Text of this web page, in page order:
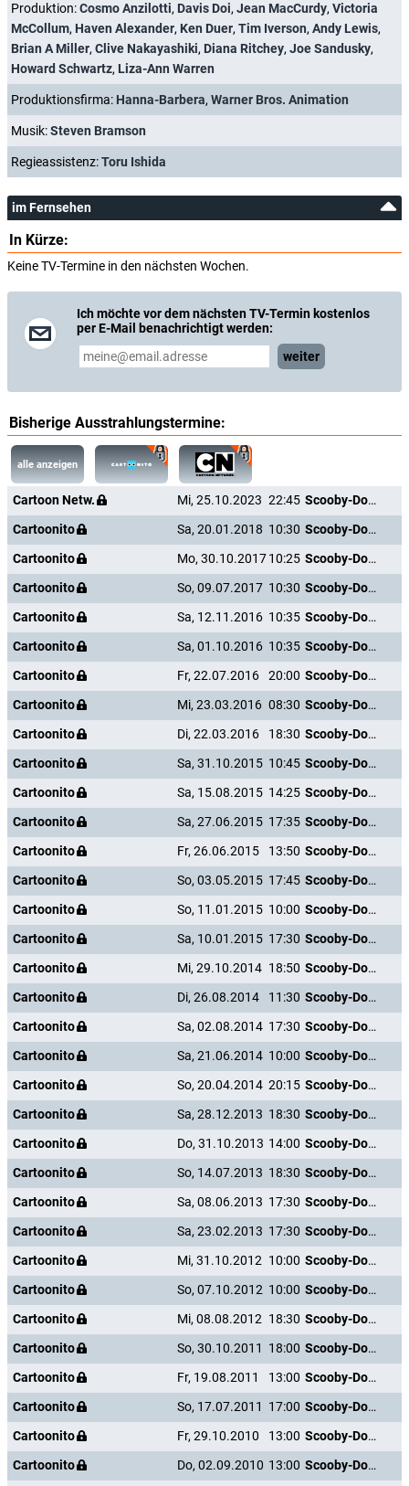
Produktion:Cosmo Anzilotti, Davis Doi, Jean MacCurdy, Victoria
McCollum, Haven Alexander, Ken Duer, Tim Iverson, Andy Lewis,
Brian A Miller, Clive Nakayashiki, Diana Ritchey, Joe Sandusky,
Howard Schwartz, Liza-Ann Warren
Produktionsfirma: Hanna-Barbera, Warner Bros. Animation
Musik:Steven Bramson
Regieassistenz:Toru Ishida
im Fernsehen
In Kürze:
Keine TV-Termine in den nächsten Wochen.
Ich möchte vor dem nächsten TV-Termin kostenlos
per E-Mail benachrichtigt werden:
weiter
Bisherige Ausstrahlungstermine:
alle anzeigen
Cartoon Netw. Mi, 25.10.2023 22:45
Scooby-Doo und die Gespensterinsel
Cartoonito
Sa, 20.01.2018 10:30
Scooby-Doo und die Gespensterinsel
Cartoonito
Mo, 30.10.201710:25
Scooby-Doo und die Gespensterinsel
Cartoonito
So, 09.07.2017 10:30
Scooby-Doo und die Gespensterinsel
Cartoonito
Sa, 12.11.2016 10:35
Scooby-Doo und die Gespensterinsel
Cartoonito
Sa, 01.10.2016 10:35
Scooby-Doo und die Gespensterinsel
Cartoonito
Fr, 22.07.2016 20:00
Scooby-Doo und die Gespensterinsel
Cartoonito
Mi, 23.03.2016 08:30
Scooby-Doo und die Gespensterinsel
Cartoonito
Di, 22.03.2016 18:30
Scooby-Doo und die Gespensterinsel
Cartoonito
Sa, 31.10.2015 10:45
Scooby-Doo und die Gespensterinsel
Cartoonito
Sa, 15.08.2015 14:25
Scooby-Doo und die Gespensterinsel
Cartoonito
Sa, 27.06.2015 17:35
Scooby-Doo und die Gespensterinsel
Cartoonito
Fr, 26.06.2015 13:50
Scooby-Doo und die Gespensterinsel
Cartoonito
So, 03.05.2015 17:45
Scooby-Doo und die Gespensterinsel
Cartoonito
So, 11.01.2015 10:00
Scooby-Doo und die Gespensterinsel
Cartoonito
Sa, 10.01.2015 17:30
Scooby-Doo und die Gespensterinsel
Cartoonito
Mi, 29.10.2014 18:50
Scooby-Doo und die Gespensterinsel
Cartoonito
Di, 26.08.2014 11:30
Scooby-Doo und die Gespensterinsel
Cartoonito
Sa, 02.08.2014 17:30
Scooby-Doo und die Gespensterinsel
Cartoonito
Sa, 21.06.2014 10:00
Scooby-Doo und die Gespensterinsel
Cartoonito
So, 20.04.2014 20:15
Scooby-Doo und die Gespensterinsel
Cartoonito
Sa, 28.12.2013 18:30
Scooby-Doo und die Gespensterinsel
Cartoonito
Do, 31.10.2013 14:00
Scooby-Doo und die Gespensterinsel
Cartoonito
So, 14.07.2013 18:30
Scooby-Doo und die Gespensterinsel
Cartoonito
Sa, 08.06.2013 17:30
Scooby-Doo und die Gespensterinsel
Cartoonito
Sa, 23.02.2013 17:30
Scooby-Doo und die Gespensterinsel
Cartoonito
Mi, 31.10.2012 10:00
Scooby-Doo und die Gespensterinsel
Cartoonito
So, 07.10.2012 10:00
Scooby-Doo und die Gespensterinsel
Cartoonito
Mi, 08.08.2012 18:30
Scooby-Doo und die Gespensterinsel
Cartoonito
So, 30.10.2011 18:00
Scooby-Doo und die Gespensterinsel
Cartoonito
Fr, 19.08.2011 13:00
Scooby-Doo und die Gespensterinsel
Cartoonito
So, 17.07.2011 17:00
Scooby-Doo und die Gespensterinsel
Cartoonito
Fr, 29.10.2010 13:00
Scooby-Doo und die Gespensterinsel
Cartoonito
Do, 02.09.2010 13:00 Scooby-Doo und die Gespensterinsel